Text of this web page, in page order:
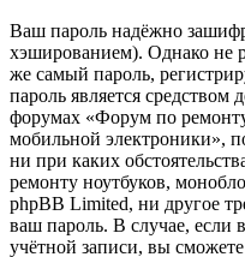
Ваш пароль надёжно
хэшированием). Однако не
же самый пароль,
пароль является средством
форумах «Форум по
мобильной электроники»,
ни при каких
ремонту ноутбуков,
phpBB Limited, ни другое
ваш пароль. В случае, если
учётной записи, вы